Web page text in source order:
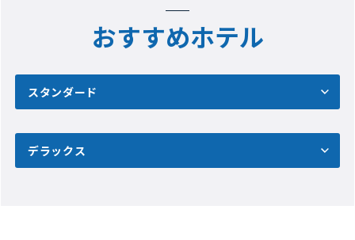
おすすめホテル
スタンダード
デラックス